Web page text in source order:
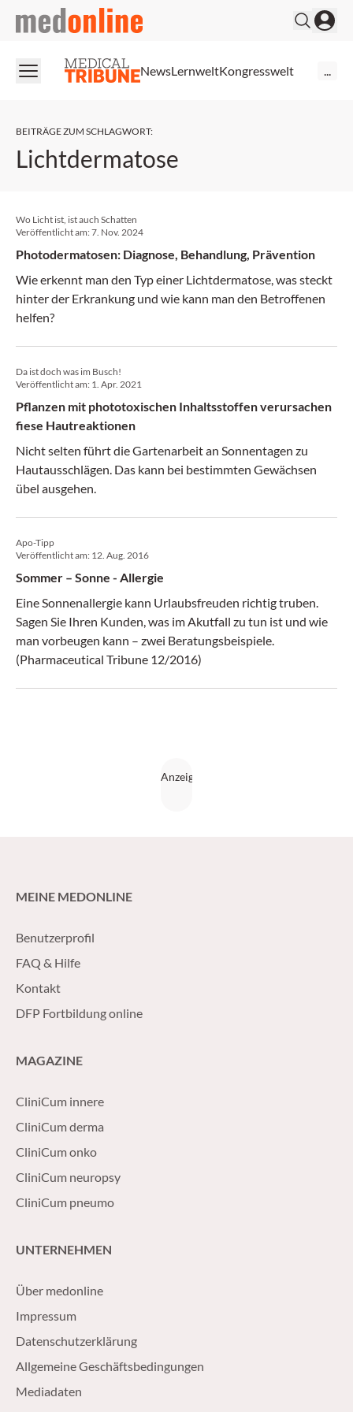
medonline
NewsLernweltKongresswelt
BEITRÄGE ZUM SCHLAGWORT:
Lichtdermatose
Wo Licht ist, ist auch Schatten
Veröffentlicht am:7. Nov. 2024
Photodermatosen: Diagnose, Behandlung, Prävention
Wie erkennt man den Typ einer Lichtdermatose, was steckt
hinter der Erkrankung und wie kann man den Betroffenen
helfen?
Da ist doch was im Busch!
Veröffentlicht am: 1. Apr. 2021
Pflanzen mit phototoxischen Inhaltsstoffen verursachen
fiese Hautreaktionen
Nicht selten führt die Gartenarbeit an Sonnentagen zu
Hautausschlägen. Das kann bei bestimmten Gewächsen
übel ausgehen.
Apo-Tipp
Veröffentlicht am: 12. Aug. 2016
Sommer – Sonne - Allergie
Eine Sonnenallergie kann Urlaubsfreuden richtig truben.
Sagen Sie Ihren Kunden, was im Akutfall zu tun ist und wie
man vorbeugen kann – zwei Beratungsbeispiele.
(Pharmaceutical Tribune 12/2016)
MEINE MEDONLINE
Benutzerprofil
FAQ & Hilfe
Kontakt
DFP Fortbildung online
MAGAZINE
CliniCum innere
CliniCum derma
CliniCum onko
CliniCum neuropsy
CliniCum pneumo
UNTERNEHMEN
Über medonline
Impressum
Datenschutzerklärung
Allgemeine Geschäftsbedingungen
Mediadaten